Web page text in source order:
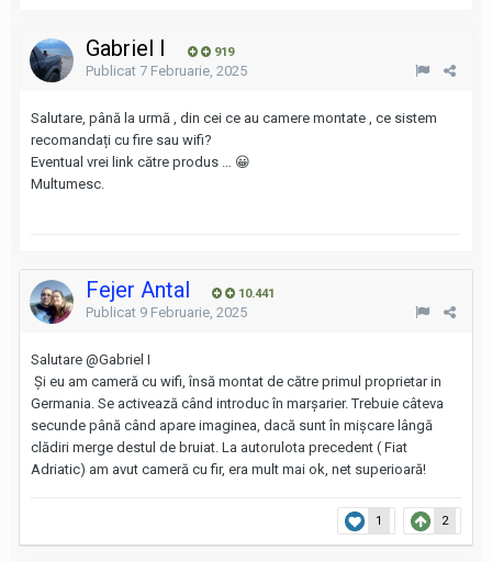
Gabriel I 919
Publicat 7 Februarie, 2025
Salutare, până la urmă , din cei ce au camere montate , ce sistem
recomandați cu fire sau wifi?
Eventual vrei link către produs … 😀
Multumesc.
Fejer Antal 10.441
Publicat 9 Februarie, 2025
Salutare @Gabriel I
Și eu am cameră cu wifi, însă montat de către primul proprietar in
Germania. Se activează când introduc în marșarier. Trebuie câteva
secunde până când apare imaginea, dacă sunt în mișcare lângă
clădiri merge destul de bruiat. La autorulota precedent ( Fiat
Adriatic) am avut cameră cu fir, era mult mai ok, net superioară!
1 2